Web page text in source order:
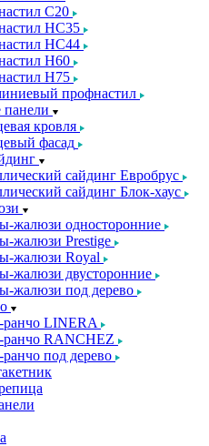
С20
НС35
НС44
Н60
Н75
профнастил
кровля
фасад
сайдинг Евробрус
сайдинг Блок-хаус
жалюзи односторонние
жалюзи Prestige
жалюзи Royal
жалюзи двусторонние
жалюзи под дерево
ранчо LINERA
ранчо RANCHEZ
ранчо под дерево